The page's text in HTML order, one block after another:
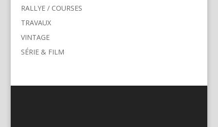
RALLYE / COURSES
TRAVAUX
VINTAGE
SÉRIE & FILM